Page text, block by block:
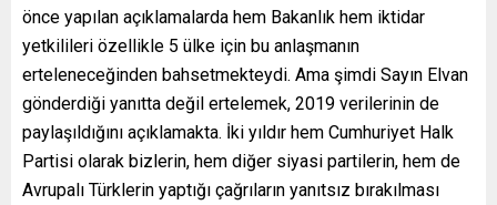
önce yapılan açıklamalarda hem Bakanlık hem iktidar
yetkilileri özellikle 5 ülke için bu anlaşmanın
erteleneceğinden bahsetmekteydi. Ama şimdi Sayın Elvan
gönderdiği yanıtta değil ertelemek, 2019 verilerinin de
paylaşıldığını açıklamakta. İki yıldır hem Cumhuriyet Halk
Partisi olarak bizlerin, hem diğer siyasi partilerin, hem de
Avrupalı Türklerin yaptığı çağrıların yanıtsız bırakılması